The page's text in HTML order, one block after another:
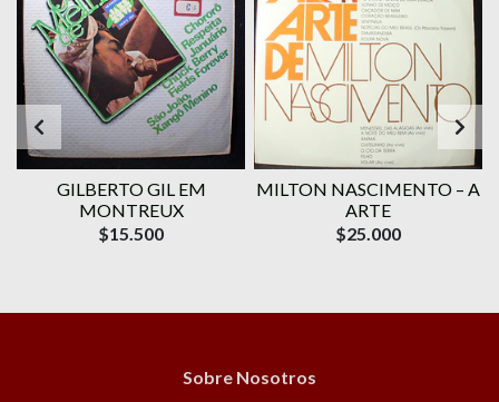
GILBERTO GIL EM
MONTREUX
$15.500
MILTON NASCIMENTO – A
ARTE
$25.000
Sobre Nosotros